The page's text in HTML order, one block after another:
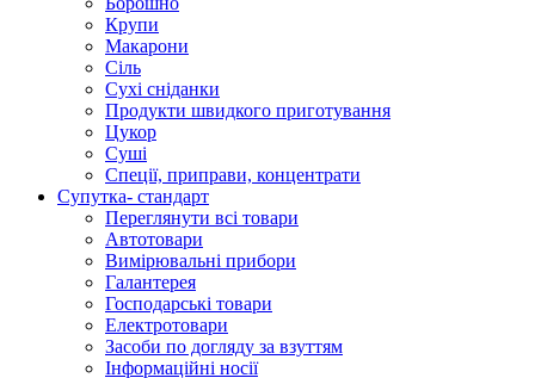
Крупи
Макарони
Сіль
Сухі сніданки
Продукти швидкого приготування
Цукор
Суші
Спеції, приправи, концентрати
Супутка- стандарт
Переглянути всі товари
Автотовари
Вимірювальні прибори
Галантерея
Господарські товари
Електротовари
Засоби по догляду за взуттям
Інформаційні носії